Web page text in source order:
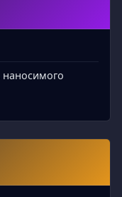
наносимого